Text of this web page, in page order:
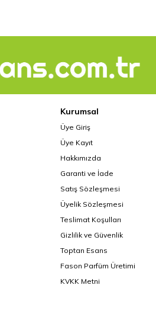
Kurumsal
Üye Giriş
Üye Kayıt
Hakkımızda
Garanti ve İade
Satış Sözleşmesi
Üyelik Sözleşmesi
Teslimat Koşulları
Gizlilik ve Güvenlik
Toptan Esans
Fason Parfüm Üretimi
KVKK Metni